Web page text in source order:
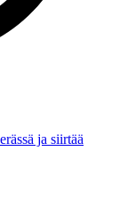
ja siirtää